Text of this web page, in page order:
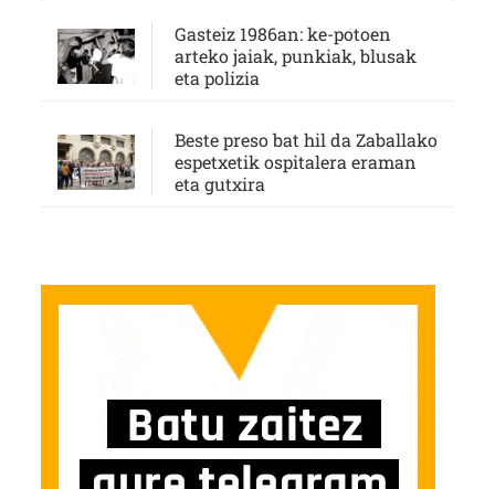
Gasteiz 1986an: ke-potoen
arteko jaiak, punkiak, blusak
eta polizia
Beste preso bat hil da Zaballako
espetxetik ospitalera eraman
eta gutxira